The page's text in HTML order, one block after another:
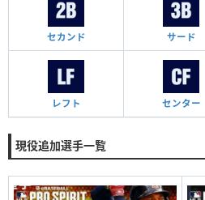
セカンド サード
レフト センター
現役追加選手一覧